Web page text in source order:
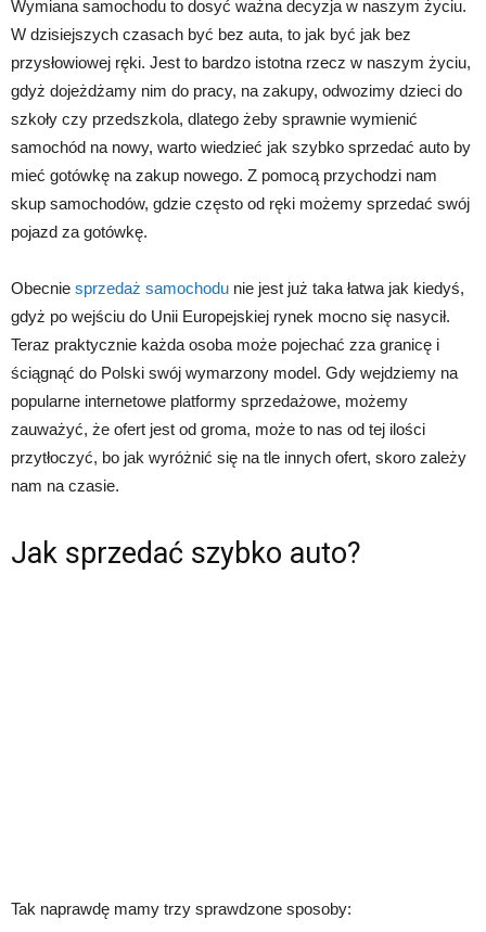
Wymiana samochodu to dosyć ważna decyzja w naszym życiu.
W dzisiejszych czasach być bez auta, to jak być jak bez
przysłowiowej ręki. Jest to bardzo istotna rzecz w naszym życiu,
gdyż dojeżdżamy nim do pracy, na zakupy, odwozimy dzieci do
szkoły czy przedszkola, dlatego żeby sprawnie wymienić
samochód na nowy, warto wiedzieć jak szybko sprzedać auto by
mieć gotówkę na zakup nowego. Z pomocą przychodzi nam
skup samochodów, gdzie często od ręki możemy sprzedać swój
pojazd za gotówkę.
Obecnie sprzedaż samochodu nie jest już taka łatwa jak kiedyś,
gdyż po wejściu do Unii Europejskiej rynek mocno się nasycił.
Teraz praktycznie każda osoba może pojechać zza granicę i
ściągnąć do Polski swój wymarzony model. Gdy wejdziemy na
popularne internetowe platformy sprzedażowe, możemy
zauważyć, że ofert jest od groma, może to nas od tej ilości
przytłoczyć, bo jak wyróżnić się na tle innych ofert, skoro zależy
nam na czasie.
Jak sprzedać szybko auto?
Tak naprawdę mamy trzy sprawdzone sposoby: